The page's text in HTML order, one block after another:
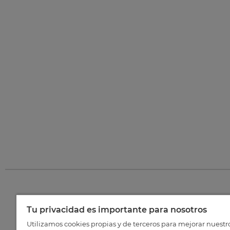
Tu privacidad es importante para nosotros
Utilizamos cookies propias y de terceros para mejorar